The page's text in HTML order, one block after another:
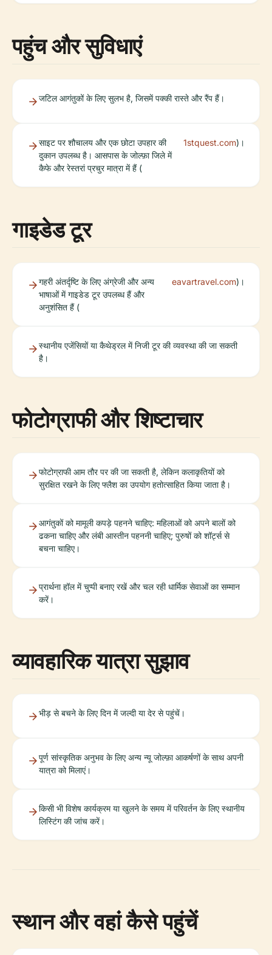
पहुंच और सुविधाएं
जटिल आगंतुकों के लिए सुलभ है, जिसमें पक्की रास्ते और रैंप हैं।
साइट पर शौचालय और एक छोटा उपहार की
दुकान उपलब्ध है। आसपास के जोल्फ़ा जिले में
कैफे और रेस्तरां प्रचुर मात्रा में हैं (
1stquest.com)।
गाइडेड टूर
गहरी अंतर्दृष्टि के लिए अंग्रेजी और अन्य
भाषाओं में गाइडेड टूर उपलब्ध हैं और
अनुशंसित हैं (
eavartravel.com)।
स्थानीय एजेंसियों या कैथेड्रल में निजी टूर की व्यवस्था की जा सकती
है।
फोटोग्राफी और शिष्टाचार
फोटोग्राफी आम तौर पर की जा सकती है, लेकिन कलाकृतियों को
सुरक्षित रखने के लिए फ्लैश का उपयोग हतोत्साहित किया जाता है।
आगंतुकों को मामूली कपड़े पहनने चाहिए: महिलाओं को अपने बालों को
ढकना चाहिए और लंबी आस्तीन पहननी चाहिए; पुरुषों को शॉर्ट्स से
बचना चाहिए।
प्रार्थना हॉल में चुप्पी बनाए रखें और चल रही धार्मिक सेवाओं का सम्मान
करें।
व्यावहारिक यात्रा सुझाव
भीड़ से बचने के लिए दिन में जल्दी या देर से पहुंचें।
पूर्ण सांस्कृतिक अनुभव के लिए अन्य न्यू जोल्फ़ा आकर्षणों के साथ अपनी
यात्रा को मिलाएं।
किसी भी विशेष कार्यक्रम या खुलने के समय में परिवर्तन के लिए स्थानीय
लिस्टिंग की जांच करें।
स्थान और वहां कैसे पहुंचें